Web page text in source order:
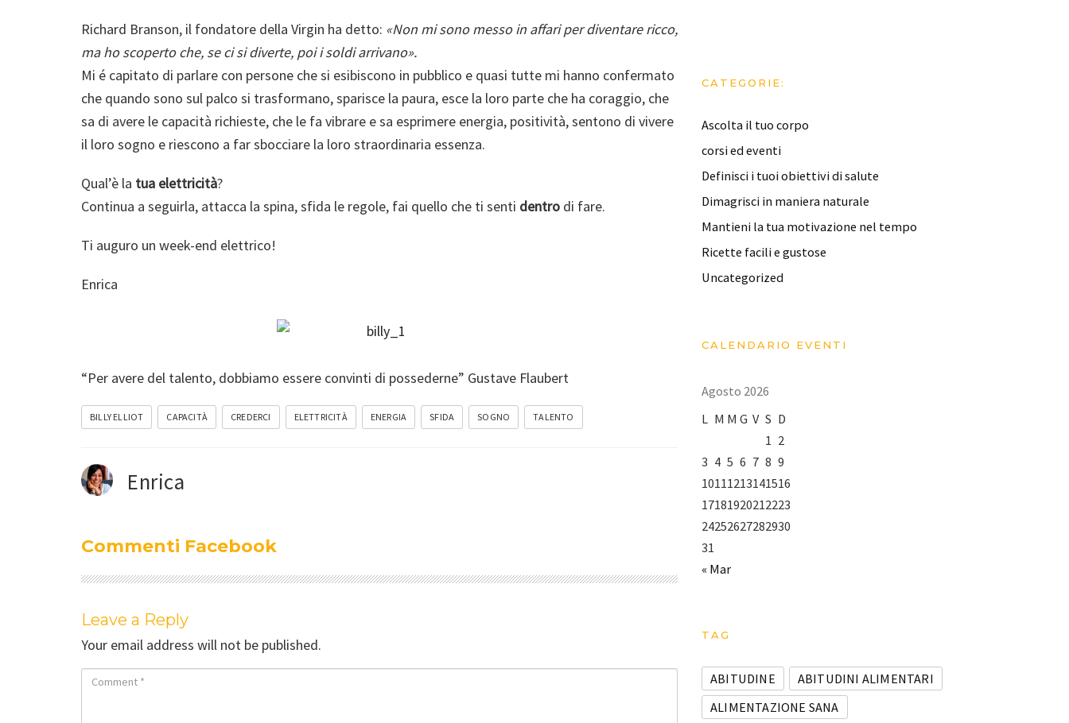
Richard Branson, il fondatore della Virgin ha detto: «Non mi sono messo in affari per diventare ricco,
ma ho scoperto che, se ci si diverte, poi i soldi arrivano».
Mi é capitato di parlare con persone che si esibiscono in pubblico e quasi tutte mi hanno confermato
che quando sono sul palco si trasformano, sparisce la paura, esce la loro parte che ha coraggio, che
sa di avere le capacità richieste, che le fa vibrare e sa esprimere energia, positività, sentono di vivere
il loro sogno e riescono a far sbocciare la loro straordinaria essenza.
Qual’è la tua elettricità?
Continua a seguirla, attacca la spina, sfida le regole, fai quello che ti senti dentro di fare.
Ti auguro un week-end elettrico!
Enrica
“Per avere del talento, dobbiamo essere convinti di possederne” Gustave Flaubert
BILLY ELLIOT CAPACITÀ CREDERCI ELETTRICITÀ ENERGIA SFIDA SOGNO TALENTO
Enrica
Commenti Facebook
Leave a Reply
Your email address will not be published.
CATEGORIE:
Ascolta il tuo corpo
corsi ed eventi
Definisci i tuoi obiettivi di salute
Dimagrisci in maniera naturale
Mantieni la tua motivazione nel tempo
Ricette facili e gustose
Uncategorized
CALENDARIO EVENTI
Agosto 2026
L M M G V S D
1 2
3 4 5 6 7 8 9
10111213141516
17181920212223
24252627282930
31
« Mar
TAG
ABITUDINE
ABITUDINI ALIMENTARI
ALIMENTAZIONE SANA